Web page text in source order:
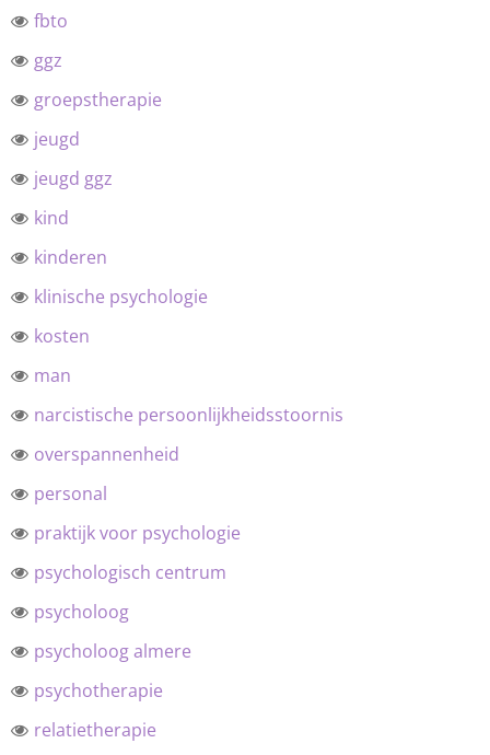
fbto
ggz
groepstherapie
jeugd
jeugd ggz
kind
kinderen
klinische psychologie
kosten
man
narcistische persoonlijkheidsstoornis
overspannenheid
personal
praktijk voor psychologie
psychologisch centrum
psycholoog
psycholoog almere
psychotherapie
relatietherapie